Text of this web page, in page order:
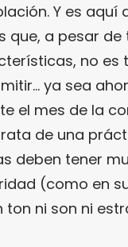
Y es aquí
a pesar
no es
ya sea
el mes de la
de una
deben tener
(como en
ton ni son ni